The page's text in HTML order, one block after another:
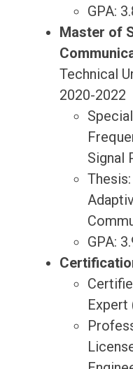
GPA:
Master of
Technical
2020-2022
Signal
GPA:
Expert